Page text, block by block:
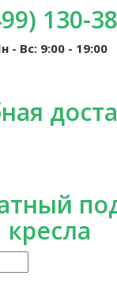
130-
- Вс: 9:00 - 19:00
кресла